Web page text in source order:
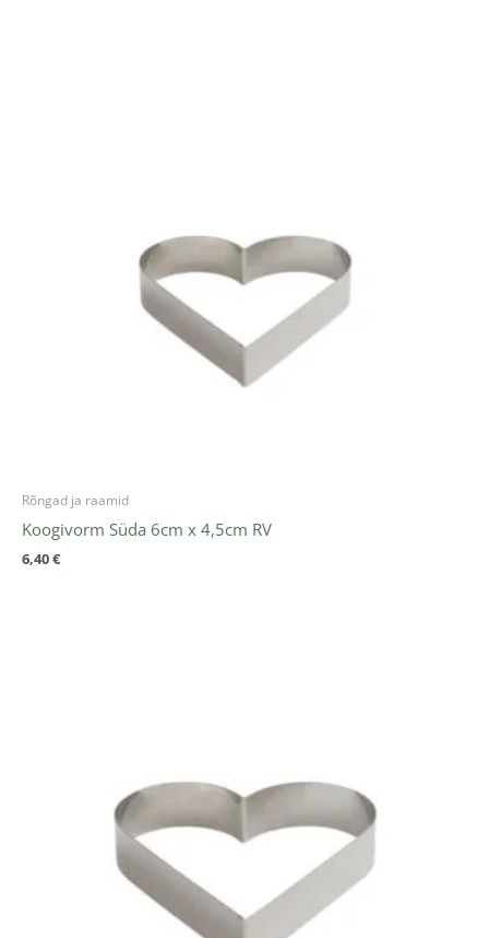
Rõngad ja raamid
Koogivorm Süda 6cm x 4,5cm RV
6,40€